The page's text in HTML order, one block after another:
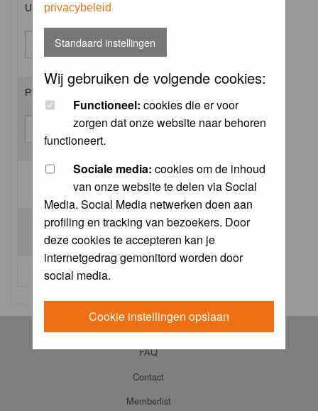
privacybeleid
Standaard instellingen
Wij gebruiken de volgende cookies:
Functioneel: cookies die er voor
zorgen dat onze website naar behoren
functioneert.
Sociale media: cookies om de inhoud
van onze website te delen via Social
Media. Social Media netwerken doen aan
profiling en tracking van bezoekers. Door
deze cookies te accepteren kan je
internetgedrag gemonitord worden door
social media.
Cookie instellingen opslaan
Username:
Password:
Log me on automatically each visit:
I forgot my password
FAQ
Contact
Memberlist